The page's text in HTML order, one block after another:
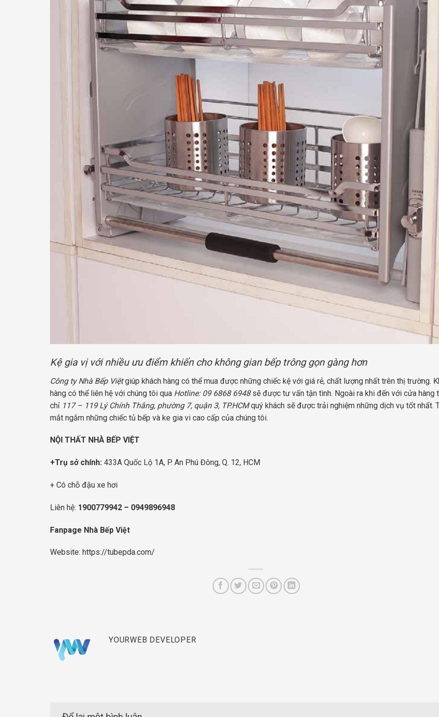
Kệ gia vị với nhiều ưu điểm khiến cho không gian bếp trông gọn gàng hơn
Công ty Nhà Bếp Việtgiúp khách hàng có thể mua được những chiếc kệ với giá rẻ, chất lượng nhất trên thị trường.
hàng có thể liên hệ với chúng tôi qua Hotline: 09 6868 6948sẽ được tư vấn tận tình. Ngoài ra khi đến với cửa hàng
chỉ 117 – 119 Lý Chính Thắng, phường 7, quận 3, TP.HCMquý khách sẽ được trải nghiệm những dịch vụ tốt nhất.
mắt ngắm những chiếc tủ bếp và ke gia vi cao cấp của chúng tôi.
NỘI THẤT NHÀ BẾP VIỆT
+Trụ sở chính: 433A Quốc Lộ 1A, P. An Phú Đông, Q. 12, HCM
+ Có chỗ đậu xe hơi
Liên hệ: 1900779942 – 0949896948
Fanpage Nhà Bếp Việt
Website: https://tubepda.com/
YOURWEB DEVELOPER